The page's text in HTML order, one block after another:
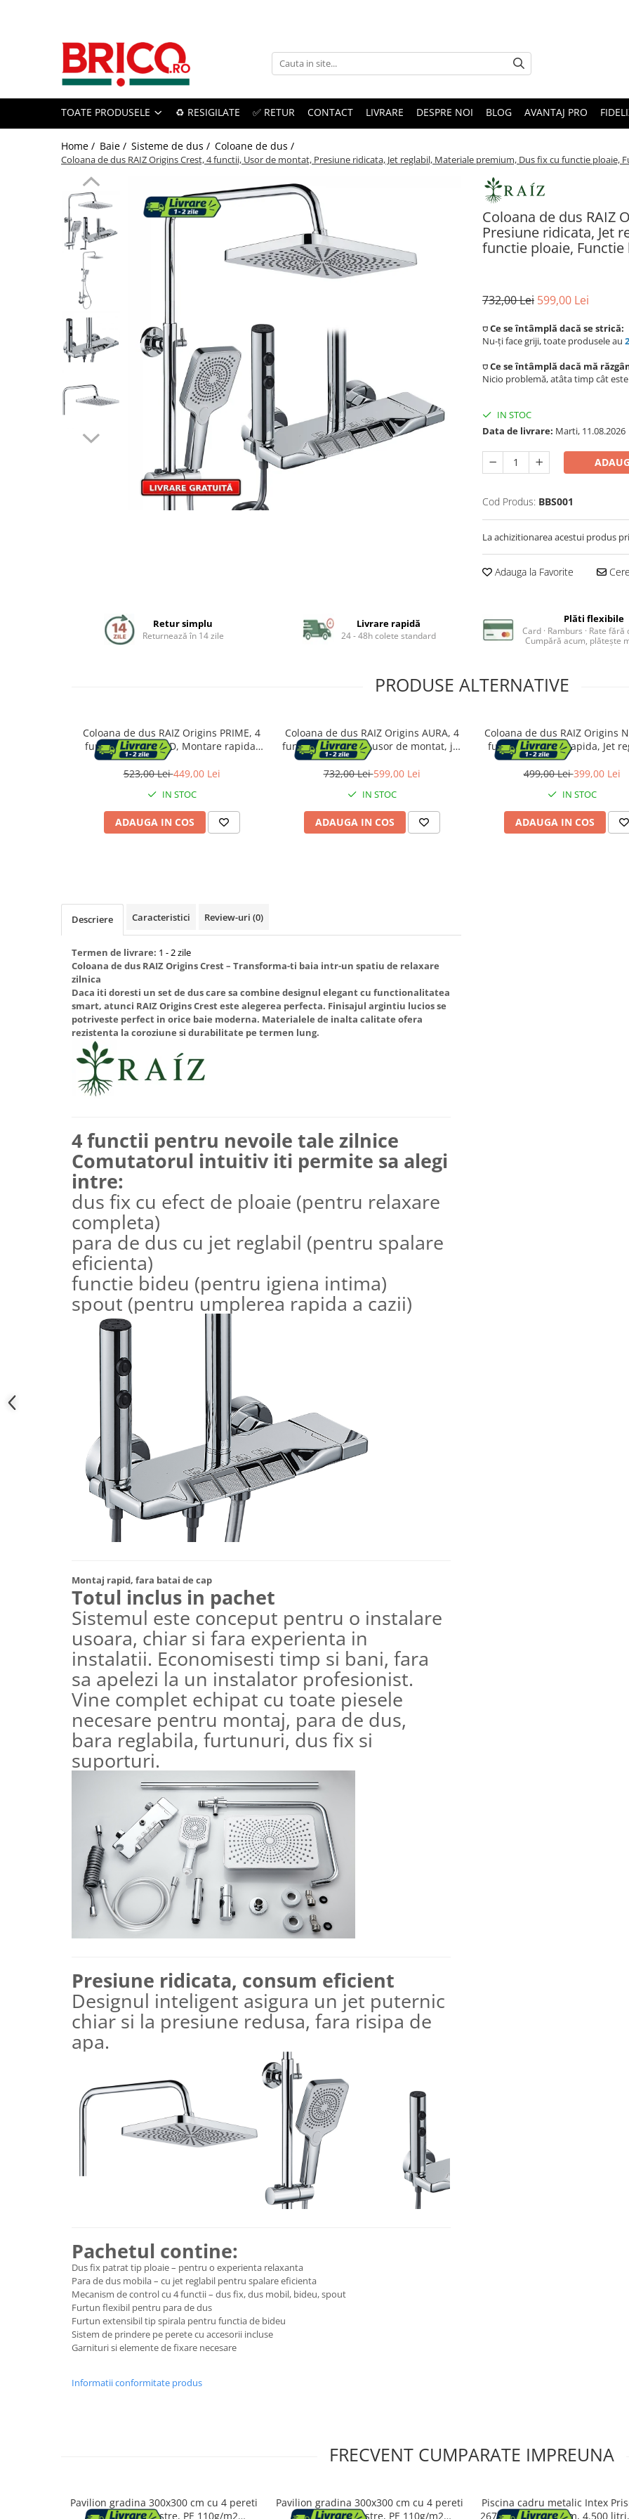
Toate Produsele
Baterii sanitare
Baterii cada si dus
Baterii bideu si dus igienic
Accesorii baterii
Sisteme de dus
Coloane de dus
Seturi de dus
Sisteme de dus incastrate
Clapete de actionare
Perii de par electrice
Aparate de tuns & ras
Cantare corporale
Mobilier pentru baie
Accesorii baie
Cuiere si suporturi prosoape
Rafturi si depozitare
Accesorii cada
Accesorii lavoare
Suporturi si accesorii de baie
Bucatarie
Dulapuri si rafturi depozitare
Mese bucatarie si living
Scaune bucatarie & living
Vase & ustensile pentru gatit
Tigai si seturi
Oale sub presiune
Ustensile bucatarie
Accesorii pentru bucatarie
Cosuri de gunoi
Suporturi si accesorii de bucatarie
Mese cafea si decorative
Tabureti si fotolii
Mobila hol
Decoratiuni
Suporturi flori si ghivece
Ansambluri de joaca animale
Culcusuri pentru animale
Custi, cotete si tarcuri
Electronice & Iluminat
Dulapuri dormitor
TOATE PRODUSELE ♻️ RESIGILATE ✅ RETUR CONTACT LIVRARE DESPRE NOI BLOG AVANTAJ PRO
Home / Baie / Sisteme de dus / Coloane de dus /
Coloana de dus RAIZ Origins Crest, 4 functii, Usor de montat, Presiune ridicata, Jet reglabil, Materiale premium, Dus fix cu functie ploaie,
Coloana de dus RAIZ
Presiune ridicata, Jet
functie ploaie,
732,00 Lei 599,00 Lei
⛉ Ce se întâmplă dacă se strică:
Nu-ți face griji, toate produsele au
⛉ Ce se întâmplă dacă mă
Nicio problemă, atâta timp cât
IN STOC
Data de livrare: Marti, 11.08.2026
Cod Produs: BBS001
La achizitionarea acestui produs
Adauga la Favorite
Retur simplu
Returnează în 14 zile
Livrare rapidă
24 - 48h colete standard
Plăti flexibile
Card · Ramburs · Rate fără
Cumpără acum, plătește
PRODUSE ALTERNATIVE
Coloana de dus RAIZ Origins PRIME, 4
functii, Display LCD, Montare rapida,
Jet reglabil, Para de dus, Dus fix cu
functie ploaie, Functie bideu, Gri lucios
523,00 Lei449,00 Lei
IN STOC
ADAUGA IN COS
Coloana de dus RAIZ Origins AURA, 4
functii, Din Alama, usor de montat, jet
reglabil, Afisaj electronic, materiale
premium, Presiune ridicata, Dus fix cu
732,00 Lei599,00 Lei
IN STOC
ADAUGA IN COS
Coloana de dus RAIZ Origins
functii, Montare rapida, Jet
Presiune ridicata, Para de dus,
cu functie ploaie, Functie
499,00 Lei399,00 Lei
IN STOC
ADAUGA IN COS
Descriere Caracteristici Review-uri (0)
Termen de livrare: 1 - 2 zile
Coloana de dus RAIZ Origins Crest – Transforma-ti baia intr-un spatiu de relaxare
zilnica
Daca iti doresti un set de dus care sa combine designul elegant cu functionalitatea
smart, atunci RAIZ Origins Crest este alegerea perfecta. Finisajul argintiu lucios se
potriveste perfect in orice baie moderna. Materialele de inalta calitate ofera
rezistenta la coroziune si durabilitate pe termen lung.
4 functii pentru nevoile tale zilnice
Comutatorul intuitiv iti permite sa alegi
intre:
dus fix cu efect de ploaie (pentru relaxare
completa)
para de dus cu jet reglabil (pentru spalare
eficienta)
functie bideu (pentru igiena intima)
spout (pentru umplerea rapida a cazii)
Montaj rapid, fara batai de cap
Totul inclus in pachet
Sistemul este conceput pentru o instalare
usoara, chiar si fara experienta in
instalatii. Economisesti timp si bani, fara
sa apelezi la un instalator profesionist.
Vine complet echipat cu toate piesele
necesare pentru montaj, para de dus,
bara reglabila, furtunuri, dus fix si
suporturi.
Presiune ridicata, consum eficient
Designul inteligent asigura un jet puternic
chiar si la presiune redusa, fara risipa de
apa.
Pachetul contine:
Dus fix patrat tip ploaie – pentru o experienta relaxanta
Para de dus mobila – cu jet reglabil pentru spalare eficienta
Mecanism de control cu 4 functii – dus fix, dus mobil, bideu, spout
Furtun flexibil pentru para de dus
Furtun extensibil tip spirala pentru functia de bideu
Sistem de prindere pe perete cu accesorii incluse
Garnituri si elemente de fixare necesare
Informatii conformitate produs
FRECVENT CUMPARATE IMPREUNA
Pavilion gradina 300x300 cm cu 4 pereti
laterali cu ferestre, PE 110g/m2
Pavilion gradina 300x300 cm cu 4 pereti
laterali cu ferestre, PE 110g/m2
Piscina cadru metalic Intex
26702NP, 305x76 cm, 4.500